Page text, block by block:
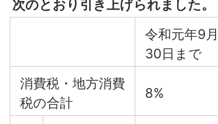
次のとおり引き上げられました。
令和元年9
30日まで
消費税・地方消費
税の合計
8%